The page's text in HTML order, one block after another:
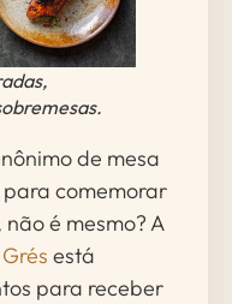
de mesa
comemorar
é mesmo? A
Grés está
para receber